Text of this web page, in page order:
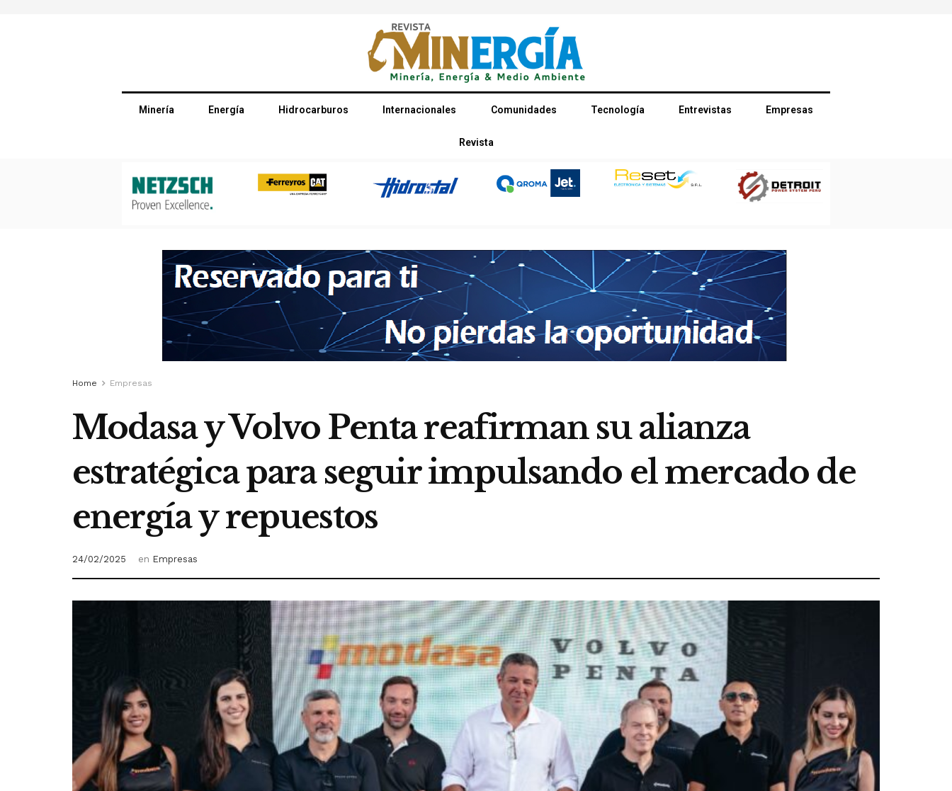
Minería Energía Hidrocarburos Internacionales Comunidades Tecnología Entrevistas Empresas
Revista
Home Empresas
Modasa y Volvo Penta reafirman su alianza
estratégica para seguir impulsando el mercado de
energía y repuestos
24/02/2025 en Empresas